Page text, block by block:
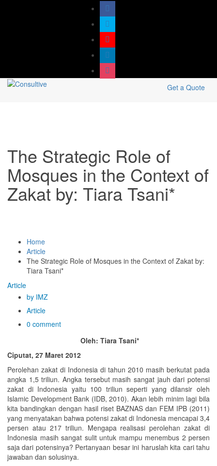
Get a Quote
The Strategic Role of
Mosques in the Context of
Zakat by: Tiara Tsani*
Home
Article
The Strategic Role of Mosques in the Context of Zakat by:
Tiara Tsani*
Article
by IMZ
Article
0 comment
Oleh: Tiara Tsani*
Ciputat, 27 Maret 2012
Perolehan zakat di Indonesia di tahun 2010 masih berkutat pada
angka 1,5 triliun. Angka tersebut masih sangat jauh dari potensi
zakat di Indonesia yaitu 100 triliun seperti yang dilansir oleh
Islamic Development Bank (IDB, 2010). Akan lebih minim lagi bila
kita bandingkan dengan hasil riset BAZNAS dan FEM IPB (2011)
yang menyatakan bahwa potensi zakat di Indonesia mencapai 3,4
persen atau 217 triliun. Mengapa realisasi perolehan zakat di
Indonesia masih sangat sulit untuk mampu menembus 2 persen
saja dari potensinya? Pertanyaan besar ini haruslah kita cari tahu
jawaban dan solusinya.